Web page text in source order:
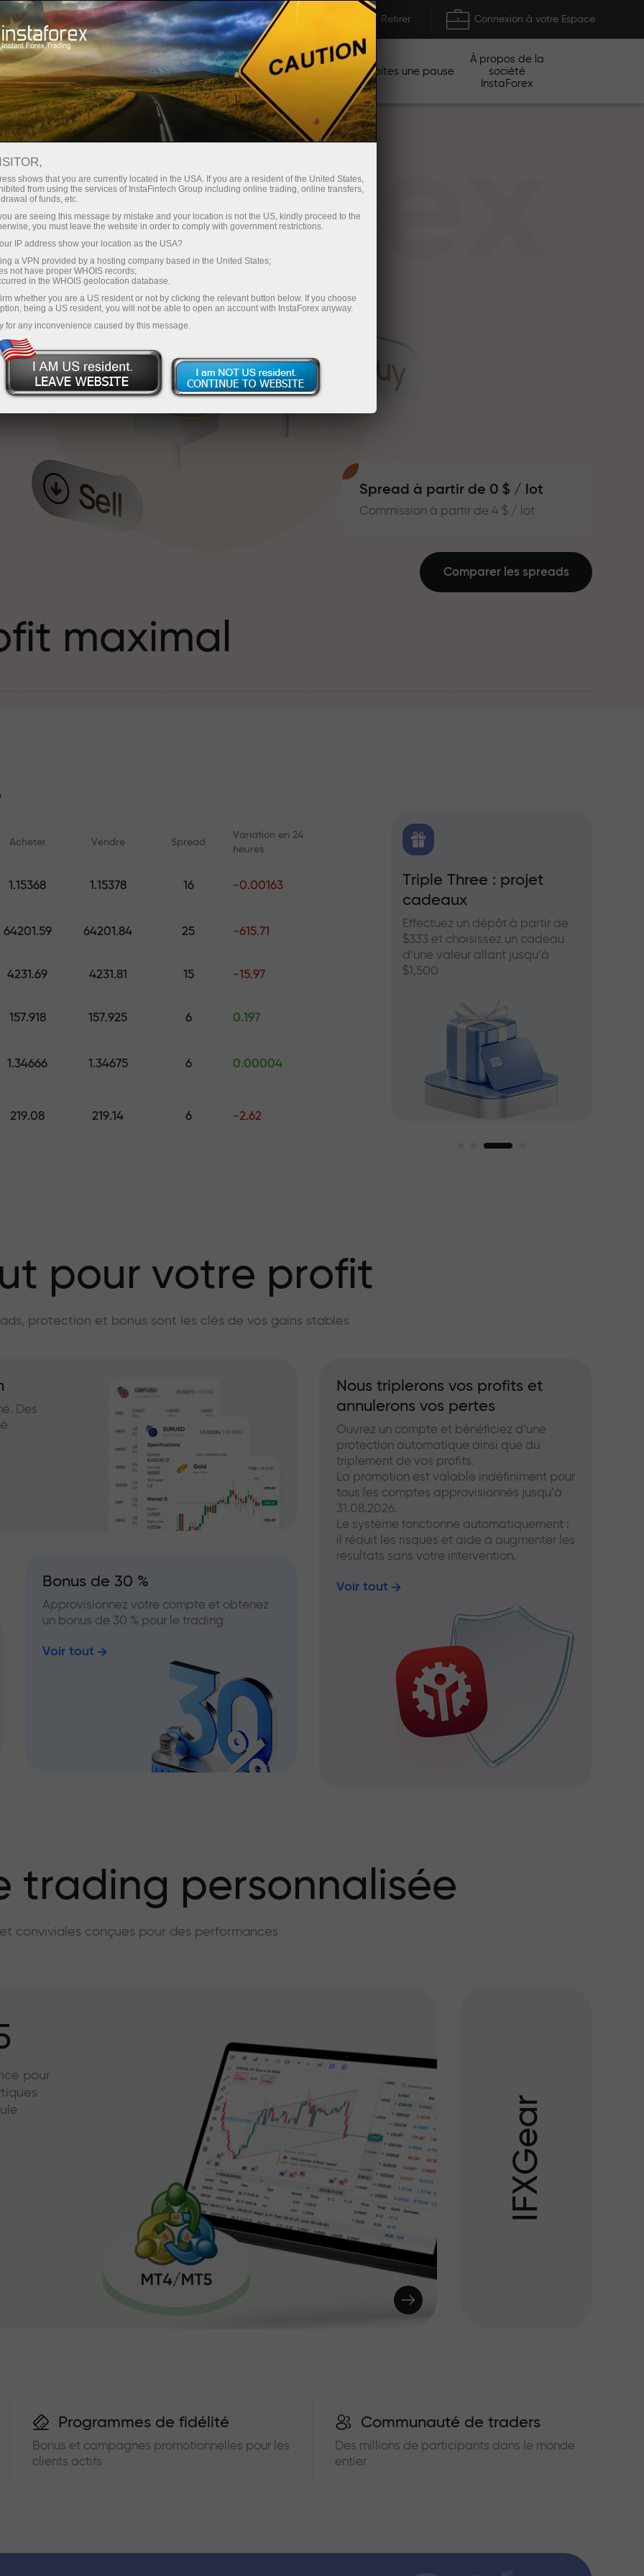
rapide de compte Plateforme de trading Déposer / Retirer Connexion à votre Espace
les traders
Pour les
investisseurs
Pour les
partenaires
Campagnes Faites une pause
À propos de la
société
InstaForex
Spread à partir de 0 $ / lot
Commission à partir de 4 $ / lot
maximal
et sur l’autoroute
de
— nous
X1000 — le plus
du marché
Comparer les spreads
Acheter Vendre Spread
Variation en 24
heures
1.15368 1.15378 16 -0.00163
64201.59 64201.84 25 -615.71
4231.69 4231.81 15 -15.97
157.918 157.925 6 0.197
1.34666 1.34675 6 0.00004
219.08 219.14 6 -2.62
Cours en ligne
les niveaux
Analyses avec FX.CO
futures
Triple Three : projet
cadeaux
Effectuez un dépôt à partir de
$333 et choisissez un cadeau
d’une valeur allant jusqu’à
$1,500
pour votre profit
protection et bonus sont les clés de vos gains stables
Des
Bonus de 30 %
Approvisionnez votre compte et obtenez
un bonus de 30 % pour le trading
Voir tout
Nous triplerons vos profits et
annulerons vos pertes
Ouvrez un compte et bénéficiez d’une
protection automatique ainsi que du
triplement de vos profits.
La promotion est valable indéfiniment pour
tous les comptes approvisionnés jusqu’à
31.08.2026.
Le système fonctionne automatiquement :
il réduit les risques et aide à augmenter les
résultats sans votre intervention.
Voir tout
trading personnalisée
conviviales conçues pour des performances
pour
I
F
X
G
e
a
r
Programmes de fidélité
Bonus et campagnes promotionnelles pour les
clients actifs
Communauté de traders
Des millions de participants dans le monde
entier
shows that you are currently located in the USA. If you are a resident of the United States,
from using the services of InstaFintech Group including online trading, online transfers,
of funds, etc.
are seeing this message by mistake and your location is not the US, kindly proceed to the
you must leave the website in order to comply with government restrictions.
IP address show your location as the USA?
a VPN provided by a hosting company based in the United States;
not have proper WHOIS records;
in the WHOIS geolocation database.
whether you are a US resident or not by clicking the relevant button below. If you choose
being a US resident, you will not be able to open an account with InstaForex anyway.
for any inconvenience caused by this message.